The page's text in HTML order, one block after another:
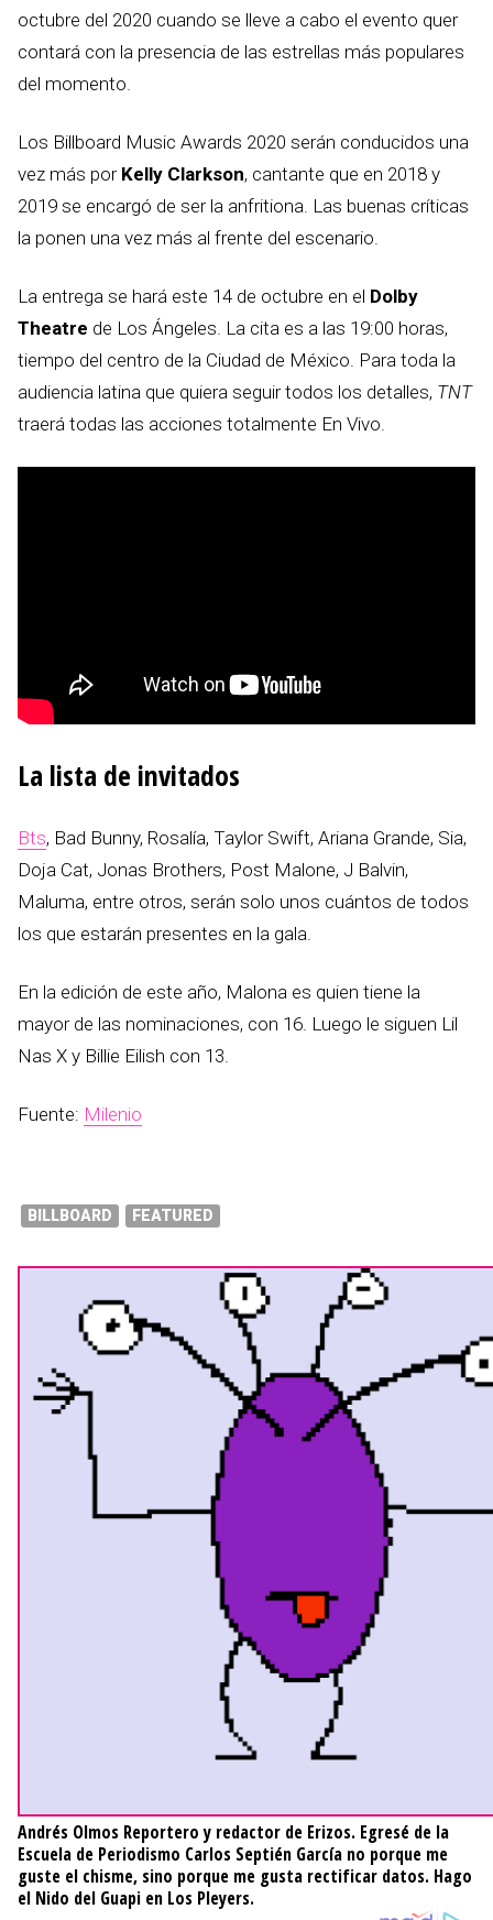
octubre del 2020 cuando se lleve a cabo el evento quer
contará con la presencia de las estrellas más populares
del momento.
Los Billboard Music Awards 2020 serán conducidos una
vez más porKelly Clarkson, cantante que en 2018 y
2019 se encargó de ser la anfritiona. Las buenas críticas
la ponen una vez más al frente del escenario.
La entrega se hará este 14 de octubre en el Dolby
Theatre de Los Ángeles. La cita es a las 19:00 horas,
tiempo del centro de la Ciudad de México. Para toda la
audiencia latina que quiera seguir todos los detalles, TNT
traerá todas las acciones totalmente En Vivo.
La lista de invitados
Bts, Bad Bunny, Rosalía, Taylor Swift, Ariana Grande, Sia,
Doja Cat, Jonas Brothers, Post Malone, J Balvin,
Maluma, entre otros, serán solo unos cuántos de todos
los que estarán presentes en la gala.
En la edición de este año, Malona es quien tiene la
mayor de las nominaciones, con 16. Luego le siguen Lil
Nas X y Billie Eilish con 13.
Fuente: Milenio
BILLBOARD FEATURED
Andrés Olmos Reportero y redactor de Erizos. Egresé de la
Escuela de Periodismo Carlos Septién García no porque me
guste el chisme, sino porque me gusta rectificar datos. Hago
el Nido del Guapi en Los Pleyers.